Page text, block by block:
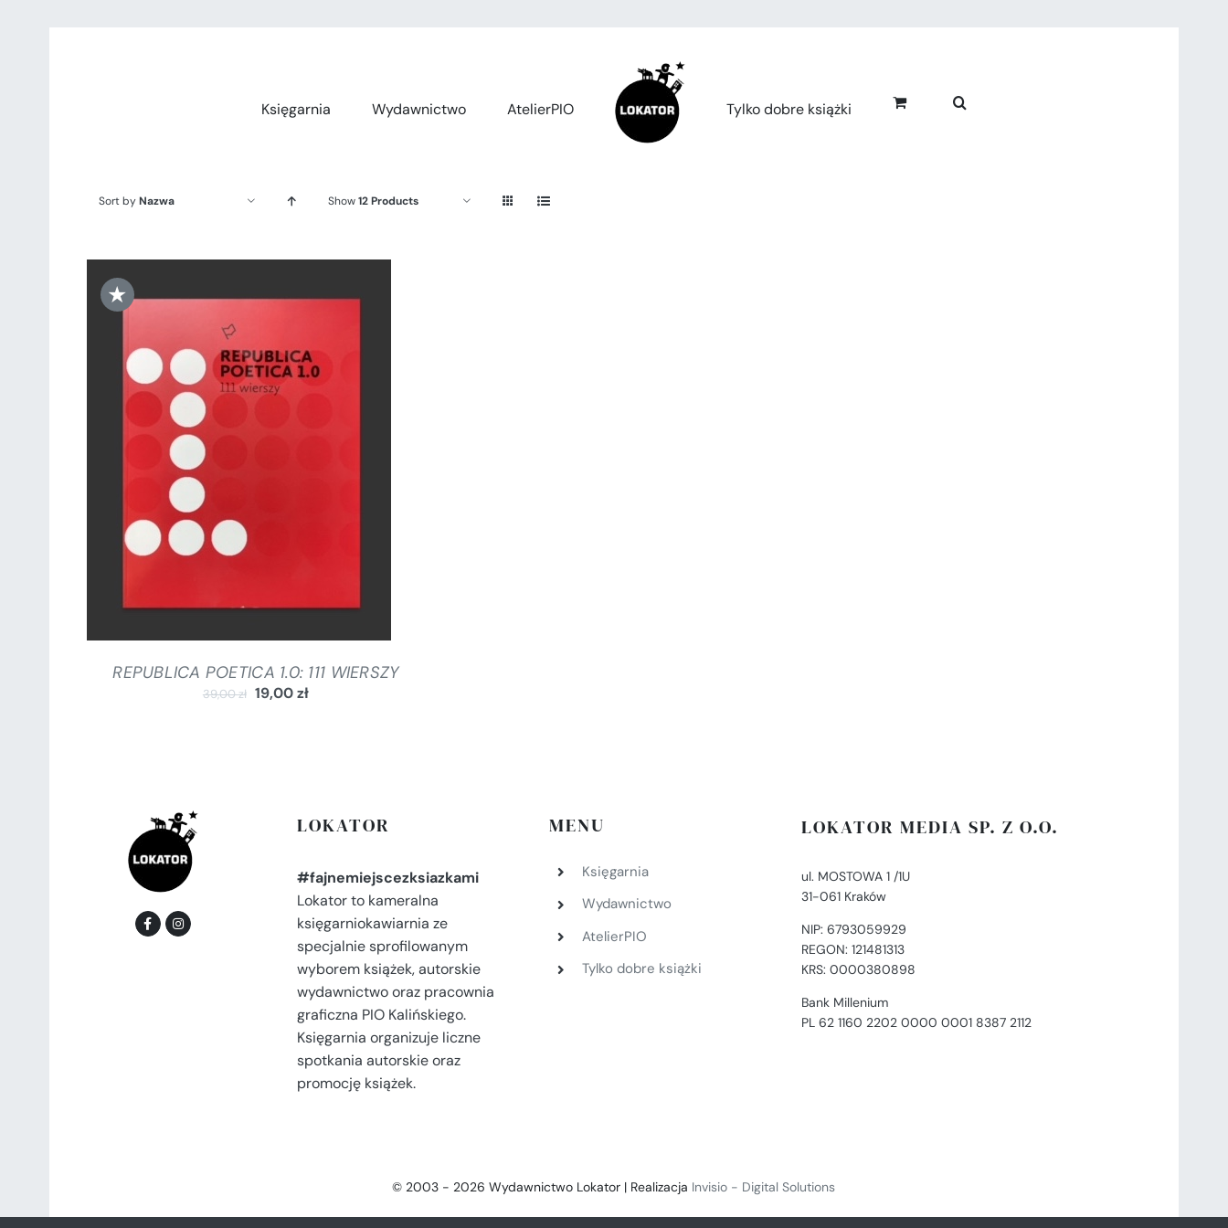
Księgarnia
Wydawnictwo AtelierPIO Tylko dobre książki
Sort byNazwa Show12 Products
★
DODAJ DO KOSZYKA
REPUBLICA POETICA 1.0: 111 WIERSZY
39,00zł 19,00zł
LOKATOR
#fajnemiejscezksiazkami
Lokator to kameralna
księgarniokawiarnia ze
specjalnie sprofilowanym
wyborem książek, autorskie
wydawnictwo oraz pracownia
graficzna PIO Kalińskiego.
Księgarnia organizuje liczne
spotkania autorskie oraz
promocję książek.
MENU
Księgarnia
Wydawnictwo
AtelierPIO
Tylko dobre książki
LOKATOR MEDIA SP. Z O.O.
ul. MOSTOWA 1 /1U
31-061 Kraków
NIP: 6793059929
REGON: 121481313
KRS: 0000380898
Bank Millenium
PL 62 1160 2202 0000 0001 8387 2112
© 2003 - 2026 Wydawnictwo Lokator | Realizacja Invisio - Digital Solutions